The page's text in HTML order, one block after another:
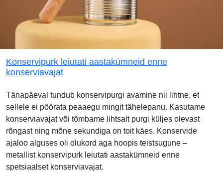
Konservipurk leiutati aastakümneid enne
konserviavajat
Tänapäeval tundub konservipurgi avamine nii lihtne, et
sellele ei pöörata peaaegu mingit tähelepanu. Kasutame
konserviavajat või tõmbame lihtsalt purgi küljes olevast
rõngast ning mõne sekundiga on toit käes. Konservide
ajaloo alguses oli olukord aga hoopis teistsugune –
metallist konservipurk leiutati aastakümneid enne
spetsiaalset konserviavajat.